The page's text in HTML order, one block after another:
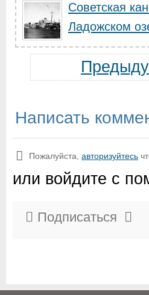
Советская
Ладожском
Написать
Пожалуйста, авторизуйтесь
или войдите с
Подписаться